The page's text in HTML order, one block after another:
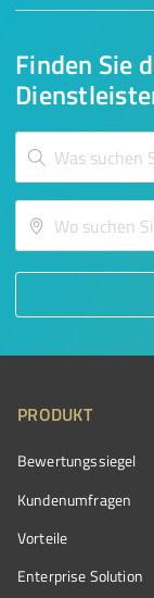
Finden Sie
PRODUKT
Bewertungssiegel
Kundenumfragen
Vorteile
Enterprise Solution